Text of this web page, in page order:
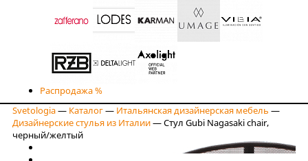
Распродажа %
Svetologia— Каталог— Итальянская дизайнерская мебель —
Дизайнерские стулья из Италии—Стул Gubi Nagasaki chair,
черный/желтый